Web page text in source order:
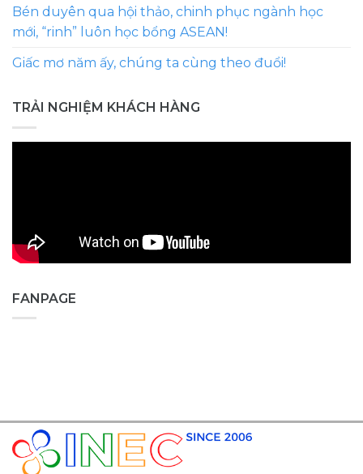
Bén duyên qua hội thảo, chinh phục ngành học
mới, “rinh” luôn học bổng ASEAN!
Giấc mơ năm ấy, chúng ta cùng theo đuổi!
TRẢI NGHIỆM KHÁCH HÀNG
FANPAGE